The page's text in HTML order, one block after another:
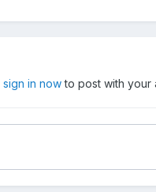
sign in nowto post with your